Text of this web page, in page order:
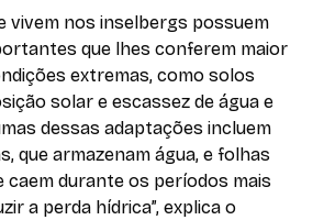
vivem nos inselbergs possuem
que lhes conferem maior
extremas, como solos
solar e escassez de água e
dessas adaptações incluem
que armazenam água, e folhas
caem durante os períodos mais
a perda hídrica”, explica o